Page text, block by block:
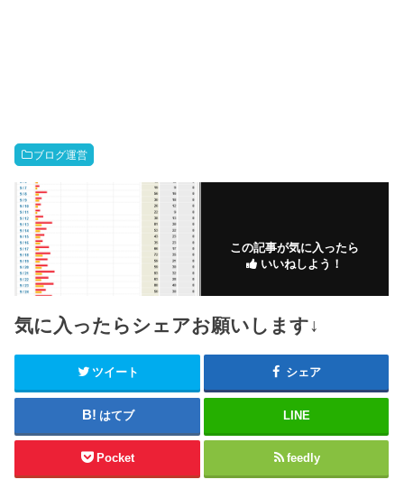
ブログ運営
この記事が気に入ったら
いいねしよう！
気に入ったらシェアお願いします↓
ツイート シェア
はてブ LINE
Pocket feedly